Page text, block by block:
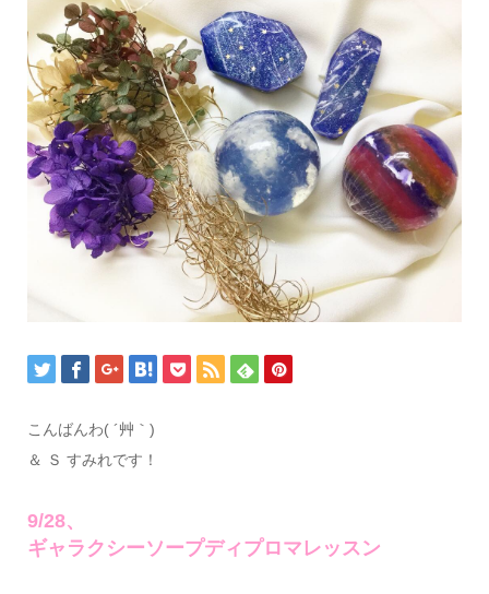
こんばんわ( ´艸｀)
＆ Ｓ すみれです！
9/28、
ギャラクシーソープディプロマレッスン